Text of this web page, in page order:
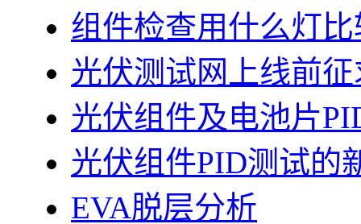
组件检查用什么灯
光伏测试网上线前
光伏组件及电池片
光伏组件PID测试的
EVA脱层分析